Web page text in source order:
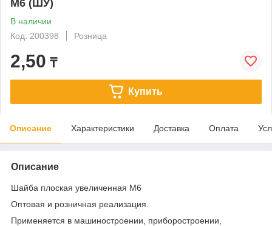
М6 (ШУ)
В наличии
Код: 200398
Розница
2,50 ₸
Купить
Описание Характеристики Доставка Оплата
Описание
Шайба плоская увеличенная М6
Оптовая и розничная реализация.
Применяется в машиностроении, приборостроении,